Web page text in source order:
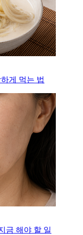
게 먹는 법
금 해야 할 일